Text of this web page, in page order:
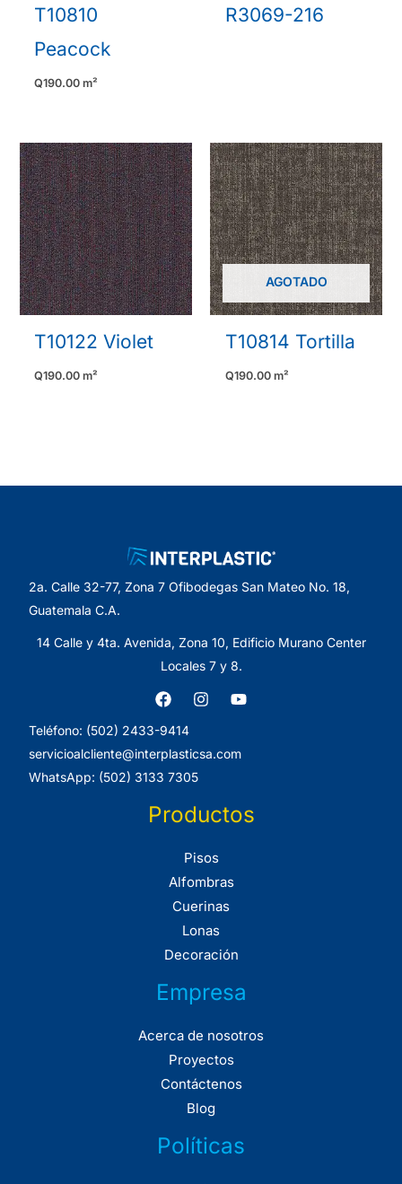
T10810
Peacock
Q190.00 m²
R3069-216
T10122 Violet
Q190.00 m²
AGOTADO
T10814 Tortilla
Q190.00m²
2a. Calle 32-77, Zona 7 Ofibodegas San Mateo No. 18,
Guatemala C.A.
14 Calle y 4ta. Avenida, Zona 10, Edificio Murano Center
Locales 7 y 8.
Teléfono: (502) 2433-9414
servicioalcliente@interplasticsa.com
WhatsApp: (502) 3133 7305
Productos
Pisos
Alfombras
Cuerinas
Lonas
Decoración
Empresa
Acerca de nosotros
Proyectos
Contáctenos
Blog
Políticas